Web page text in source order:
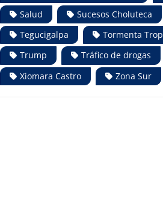
Salud
Sucesos Choluteca
Tegucigalpa
Tormenta
Trump
Tráfico de drogas
Xiomara Castro
Zona Sur